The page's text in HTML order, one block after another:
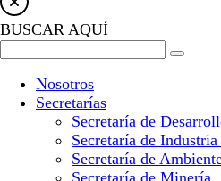
BUSCAR AQUÍ
Nosotros
Secretarías
Secretaría de
Secretaría de
Secretaría de
Secretaría de Minería